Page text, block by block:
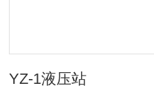
YZ-1液压站